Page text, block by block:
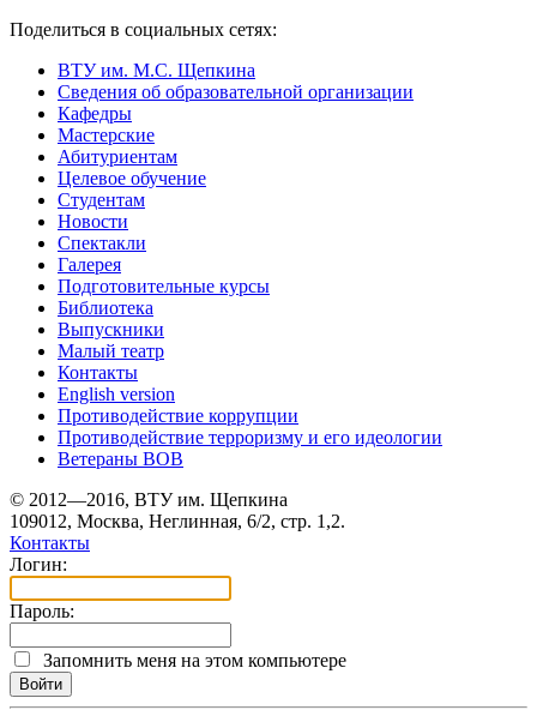
Поделиться в социальных сетях:
ВТУ им. М.С. Щепкина
Сведения об образовательной организации
Кафедры
Мастерские
Абитуриентам
Целевое обучение
Студентам
Новости
Спектакли
Галерея
Подготовительные курсы
Библиотека
Выпускники
Малый театр
Контакты
English version
Противодействие коррупции
Противодействие терроризму и его идеологии
Ветераны ВОВ
© 2012—2016, ВТУ им. Щепкина
109012, Москва, Неглинная, 6/2, стр. 1,2.
Контакты
Логин:
Пароль:
Запомнить меня на этом компьютере